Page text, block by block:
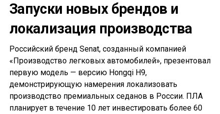
Запуски новых брендов и
локализация производства
Российский бренд Senat, созданный компанией
«Производство легковых автомобилей», презентовал
первую модель — версию Hongqi H9,
демонстрирующую намерения локализовать
производство премиальных седанов в России. ПЛА
планирует в течение 10 лет инвестировать более 60